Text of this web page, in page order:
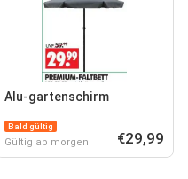
Alu-gartenschirm
Bald gültig
Gültig ab morgen €29,99